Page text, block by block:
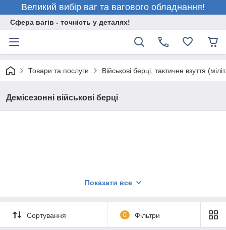
Великий вибір ваг та вагового обладнання!
Сфера вагів - точність у деталях!
Товари та послуги Військові берці, тактичне взуття
Демісезонні військові берці
Показати все
Сортування 0 Фільтри